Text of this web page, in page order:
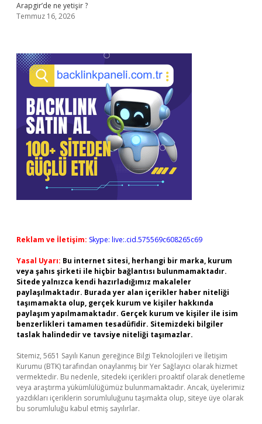
Arapgir’de ne yetişir ?
Temmuz 16, 2026
Reklam ve İletişim: Skype: live:.cid.575569c608265c69
Yasal Uyarı: Bu internet sitesi, herhangi bir marka, kurum
veya şahıs şirketi ile hiçbir bağlantısı bulunmamaktadır.
Sitede yalnızca kendi hazırladığımız makaleler
paylaşılmaktadır. Burada yer alan içerikler haber niteliği
taşımamakta olup, gerçek kurum ve kişiler hakkında
paylaşım yapılmamaktadır. Gerçek kurum ve kişiler ile isim
benzerlikleri tamamen tesadüfidir. Sitemizdeki bilgiler
taslak halindedir ve tavsiye niteliği taşımazlar.
Sitemiz, 5651 Sayılı Kanun gereğince Bilgi Teknolojileri ve İletişim
Kurumu (BTK) tarafından onaylanmış bir Yer Sağlayıcı olarak hizmet
vermektedir. Bu nedenle, sitedeki içerikleri proaktif olarak denetleme
veya araştırma yükümlülüğümüz bulunmamaktadır. Ancak, üyelerimiz
yazdıkları içeriklerin sorumluluğunu taşımakta olup, siteye üye olarak
bu sorumluluğu kabul etmiş sayılırlar.